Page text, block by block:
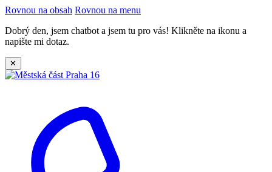
Rovnou na obsah Rovnou na menu
Dobrý den, jsem chatbot a jsem tu pro vás! Klikněte na ikonu a
napište mi dotaz.
✕